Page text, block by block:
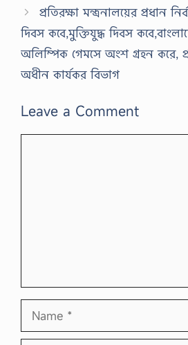
প্রতিরক্ষা মন্ত্রনালয়ের প্রধান
দিবস কবে,মুক্তিযুদ্ধ দিবস
অলিম্পিক গেমসে অংশ গ্রহন করে,
অধীন কার্যকর বিভাগ
Leave a Comment
Name